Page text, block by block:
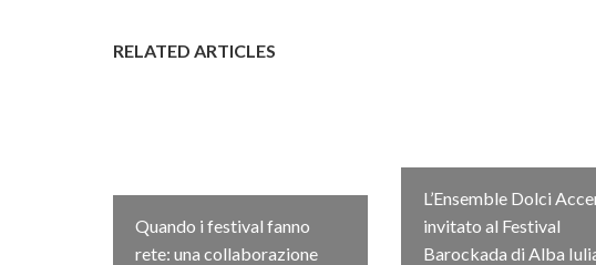
RELATED ARTICLES
Quando i festival fanno
rete: una collaborazione
L’Ensemble Dolci
invitato al Festival
Barockada di Alba